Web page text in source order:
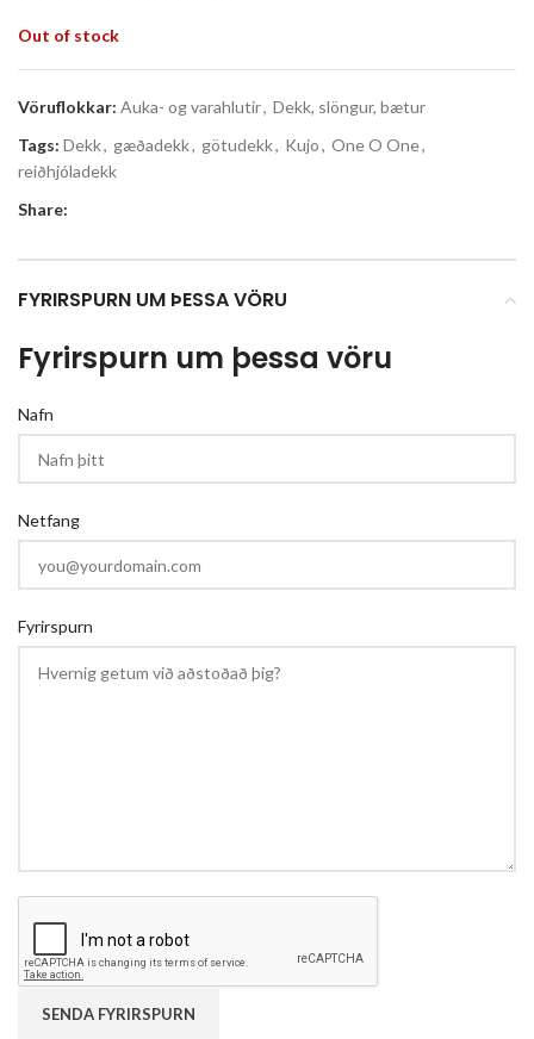
Out of stock
Vöruflokkar: Auka- og varahlutir, Dekk, slöngur, bætur
Tags: Dekk, gæðadekk, götudekk, Kujo, One O One,
reiðhjóladekk
Share:
FYRIRSPURN UM ÞESSA VÖRU
Fyrirspurn um þessa vöru
Nafn
Netfang
Fyrirspurn